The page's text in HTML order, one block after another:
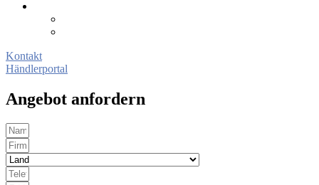
Kontakt
Händlerportal
Angebot anfordern